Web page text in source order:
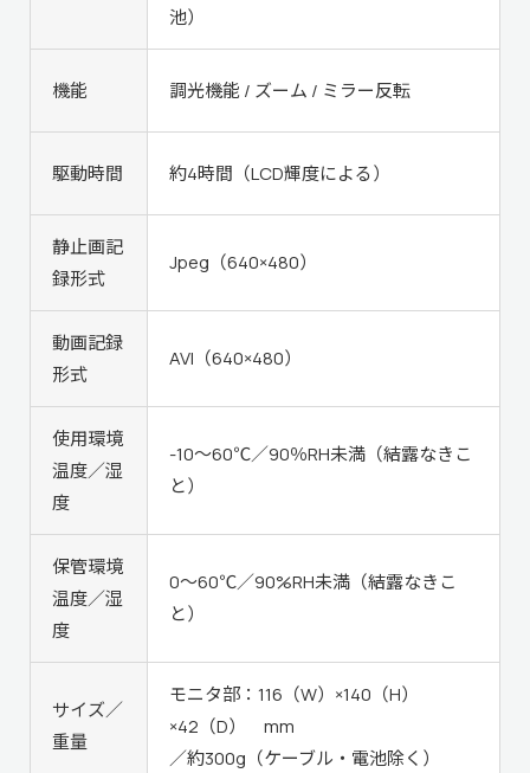
池）
機能 調光機能 / ズーム / ミラー反転
駆動時間 約4時間（LCD輝度による）
静止画記
録形式
Jpeg（640×480）
動画記録
形式
AVI（640×480）
使用環境
温度／湿
度
-10～60℃／90％RH未満（結露なきこ
と）
保管環境
温度／湿
度
0～60℃／90%RH未満（結露なきこ
と）
サイズ／
重量
モニタ部：116（W）×140（H）
×42（D） mm
／約300g（ケーブル・電池除く）